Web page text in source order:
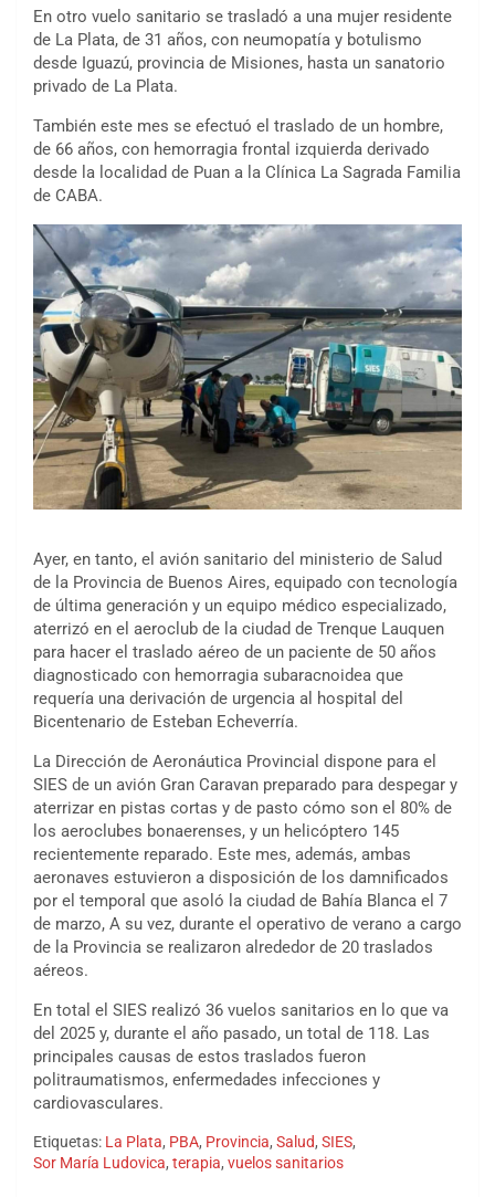
En otro vuelo sanitario se trasladó a una mujer residente
de La Plata, de 31 años, con neumopatía y botulismo
desde Iguazú, provincia de Misiones, hasta un sanatorio
privado de La Plata.
También este mes se efectuó el traslado de un hombre,
de 66 años, con hemorragia frontal izquierda derivado
desde la localidad de Puan a la Clínica La Sagrada Familia
de CABA.
Ayer, en tanto, el avión sanitario del ministerio de Salud
de la Provincia de Buenos Aires, equipado con tecnología
de última generación y un equipo médico especializado,
aterrizó en el aeroclub de la ciudad de Trenque Lauquen
para hacer el traslado aéreo de un paciente de 50 años
diagnosticado con hemorragia subaracnoidea que
requería una derivación de urgencia al hospital del
Bicentenario de Esteban Echeverría.
La Dirección de Aeronáutica Provincial dispone para el
SIES de un avión Gran Caravan preparado para despegar y
aterrizar en pistas cortas y de pasto cómo son el 80% de
los aeroclubes bonaerenses, y un helicóptero 145
recientemente reparado. Este mes, además, ambas
aeronaves estuvieron a disposición de los damnificados
por el temporal que asoló la ciudad de Bahía Blanca el 7
de marzo, A su vez, durante el operativo de verano a cargo
de la Provincia se realizaron alrededor de 20 traslados
aéreos.
En total el SIES realizó 36 vuelos sanitarios en lo que va
del 2025 y, durante el año pasado, un total de 118. Las
principales causas de estos traslados fueron
politraumatismos, enfermedades infecciones y
cardiovasculares.
Etiquetas: La Plata, PBA, Provincia, Salud, SIES,
Sor María Ludovica, terapia, vuelos sanitarios